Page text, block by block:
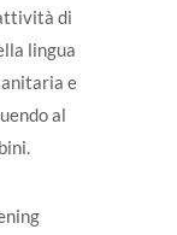
di
lingua
e
al